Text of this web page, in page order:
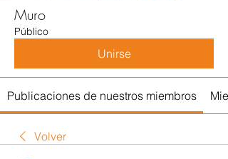
Muro
Público
Unirse
Publicaciones de nuestros miembros
Volver